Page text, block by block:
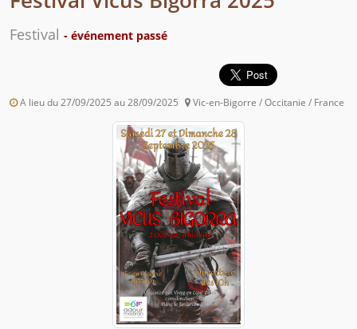
Festival - événement passé
A lieu du 27/09/2025 au 28/09/2025 Vic-en-Bigorre / Occitanie / France